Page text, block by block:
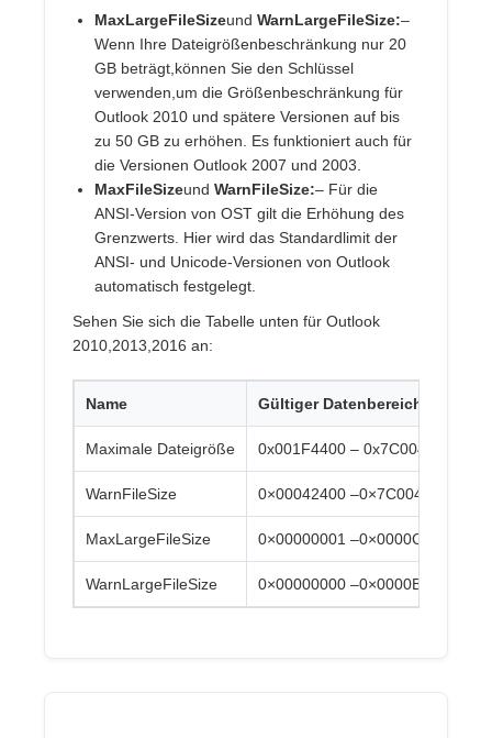
MaxLargeFileSizeund WarnLargeFileSize:–
Wenn Ihre Dateigrößenbeschränkung nur 20
GB beträgt,können Sie den Schlüssel
verwenden,um die Größenbeschränkung für
Outlook 2010 und spätere Versionen auf bis
zu 50 GB zu erhöhen. Es funktioniert auch für
die Versionen Outlook 2007 und 2003.
MaxFileSizeund WarnFileSize:– Für die
ANSI-Version von OST gilt die Erhöhung des
Grenzwerts. Hier wird das Standardlimit der
ANSI- und Unicode-Versionen von Outlook
automatisch festgelegt.
Sehen Sie sich die Tabelle unten für Outlook
2010,2013,2016 an:
Name Gültiger Datenbereich
Maximale Dateigröße 0x001F4400 – 0x7C004400
WarnFileSize 0×00042400 –0×7C004400
MaxLargeFileSize 0×00000001 –0×0000C800
WarnLargeFileSize 0×00000000 –0×0000BE00